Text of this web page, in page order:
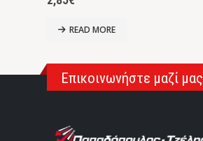
READ MORE
Επικοινωνήστε μαζί μας